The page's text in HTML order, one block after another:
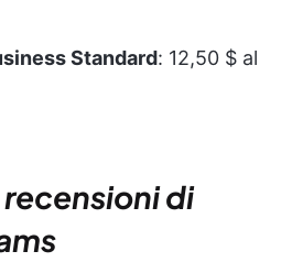
Standard: 12,50 $ al
di